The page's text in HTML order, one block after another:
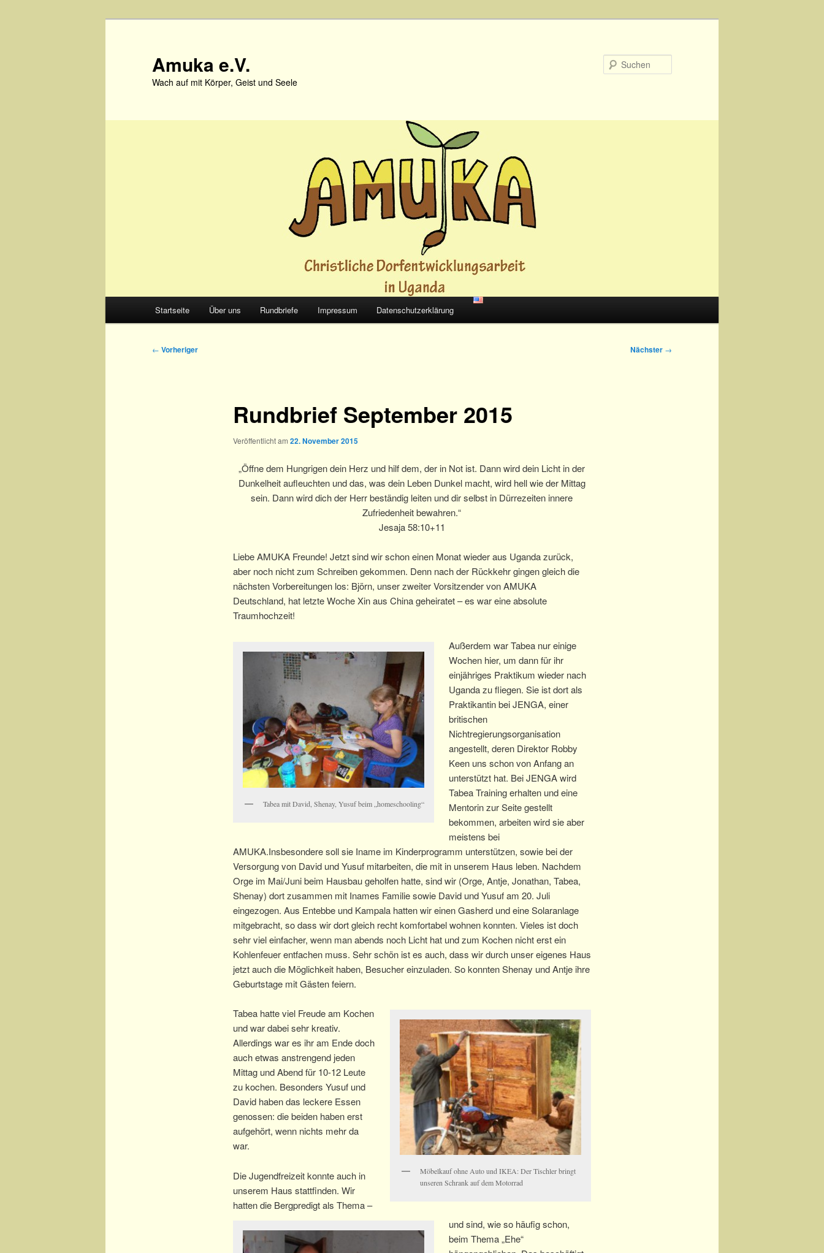
Amuka e.V.
Wach auf mit Körper, Geist und Seele
Startseite Über uns Rundbriefe Impressum Datenschutzerklärung
Beitragsnavigation
← Vorheriger Nächster →
Rundbrief September 2015
Veröffentlicht am 22. November 2015
„Öffne dem Hungrigen dein Herz und hilf dem, der in Not ist. Dann wird dein Licht in der
Dunkelheit aufleuchten und das, was dein Leben Dunkel macht, wird hell wie der Mittag
sein. Dann wird dich der Herr beständig leiten und dir selbst in Dürrezeiten innere
Zufriedenheit bewahren.“
Jesaja 58:10+11
Liebe AMUKA Freunde! Jetzt sind wir schon einen Monat wieder aus Uganda zurück,
aber noch nicht zum Schreiben gekommen. Denn nach der Rückkehr gingen gleich die
nächsten Vorbereitungen los: Björn, unser zweiter Vorsitzender von AMUKA
Deutschland, hat letzte Woche Xin aus China geheiratet – es war eine absolute
Traumhochzeit!
Tabea mit David, Shenay, Yusuf beim „homeschooling“
Außerdem war Tabea nur einige
Wochen hier, um dann für ihr
einjähriges Praktikum wieder nach
Uganda zu fliegen. Sie ist dort als
Praktikantin bei JENGA, einer
britischen
Nichtregierungsorganisation
angestellt, deren Direktor Robby
Keen uns schon von Anfang an
unterstützt hat. Bei JENGA wird
Tabea Training erhalten und eine
Mentorin zur Seite gestellt
bekommen, arbeiten wird sie aber
meistens bei
AMUKA.Insbesondere soll sie Iname im Kinderprogramm unterstützen, sowie bei der
Versorgung von David und Yusuf mitarbeiten, die mit in unserem Haus leben. Nachdem
Orge im Mai/Juni beim Hausbau geholfen hatte, sind wir (Orge, Antje, Jonathan, Tabea,
Shenay) dort zusammen mit Inames Familie sowie David und Yusuf am 20. Juli
eingezogen. Aus Entebbe und Kampala hatten wir einen Gasherd und eine Solaranlage
mitgebracht, so dass wir dort gleich recht komfortabel wohnen konnten. Vieles ist doch
sehr viel einfacher, wenn man abends noch Licht hat und zum Kochen nicht erst ein
Kohlenfeuer entfachen muss. Sehr schön ist es auch, dass wir durch unser eigenes Haus
jetzt auch die Möglichkeit haben, Besucher einzuladen. So konnten Shenay und Antje ihre
Geburtstage mit Gästen feiern.
Möbelkauf ohne Auto und IKEA: Der Tischler bringt
unseren Schrank auf dem Motorrad
Tabea hatte viel Freude am Kochen
und war dabei sehr kreativ.
Allerdings war es ihr am Ende doch
auch etwas anstrengend jeden
Mittag und Abend für 10-12 Leute
zu kochen. Besonders Yusuf und
David haben das leckere Essen
genossen: die beiden haben erst
aufgehört, wenn nichts mehr da
war.
Die Jugendfreizeit konnte auch in
unserem Haus stattfinden. Wir
hatten die Bergpredigt als Thema –
und sind, wie so häufig schon,
beim Thema „Ehe“